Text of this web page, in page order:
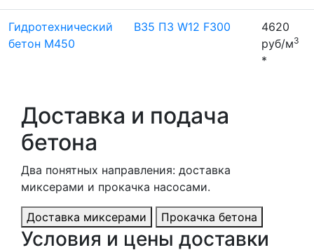
Гидротехнический
бетон М450
B35 П3 W12 F300
4620
руб/м3
*
Доставка и подача
бетона
Два понятных направления: доставка
миксерами и прокачка насосами.
Доставка миксерами Прокачка бетона
Условия и цены доставки